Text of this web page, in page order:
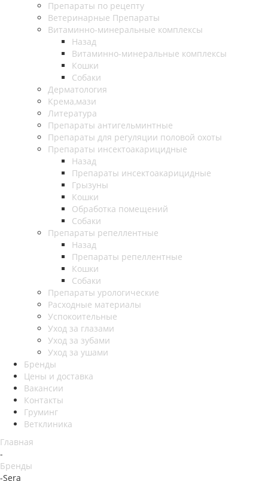
Препараты по рецепту
Ветеринарные Препараты
Витаминно-минеральные комплексы
Назад
Витаминно-минеральные комплексы
Кошки
Собаки
Дерматология
Крема,мази
Литература
Препараты антигельминтные
Препараты для регуляции половой охоты
Препараты инсектоакарицидные
Назад
Препараты инсектоакарицидные
Грызуны
Кошки
Обработка помещений
Собаки
Препараты репеллентные
Назад
Препараты репеллентные
Кошки
Собаки
Препараты урологические
Расходные материалы
Успокоительные
Уход за глазами
Уход за зубами
Уход за ушами
Бренды
Цены и доставка
Вакансии
Контакты
Груминг
Ветклиника
Главная
-
Бренды
-Sera